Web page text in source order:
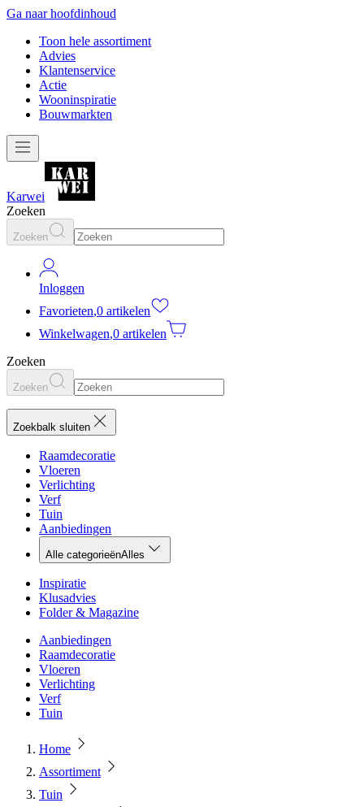
Ga naar hoofdinhoud
Toon hele assortiment
Advies
Klantenservice
Actie
Wooninspiratie
Bouwmarkten
Karwei
Zoeken
Zoeken
Inloggen
Favorieten,0 artikelen
Winkelwagen,0 artikelen
Zoeken
Zoeken
Zoekbalk sluiten
Raamdecoratie
Vloeren
Verlichting
Verf
Tuin
Aanbiedingen
Alle categorieënAlles
Inspiratie
Klusadvies
Folder & Magazine
Aanbiedingen
Raamdecoratie
Vloeren
Verlichting
Verf
Tuin
Home
Assortiment
Tuin